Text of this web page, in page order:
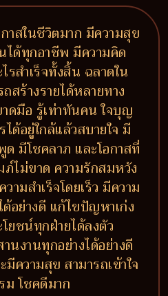
าสในชีวิตมาก มีความสุข
ได้ทุกอาชีพ มีความคิด
รสำเร็จทั้งสิ้น ฉลาดใน
สร้างรายได้หลายทาง
ดมือ รู้เท่าทันคน ใจบุญ
ด้อยู่ใกล้แล้วสบายใจ มี
มีโชคลาภ และโอกาสที่
ไม่ขาด ความรักสมหวัง
มสำเร็จโดยเร็ว มีความ
อย่างดี แก้ไขปัญหาเก่ง
ยชน์ทุกฝ่ายได้ลงตัว
งานทุกอย่างได้อย่างดี
วามสุข สามารถเข้าใจ
ม โชคดีมาก